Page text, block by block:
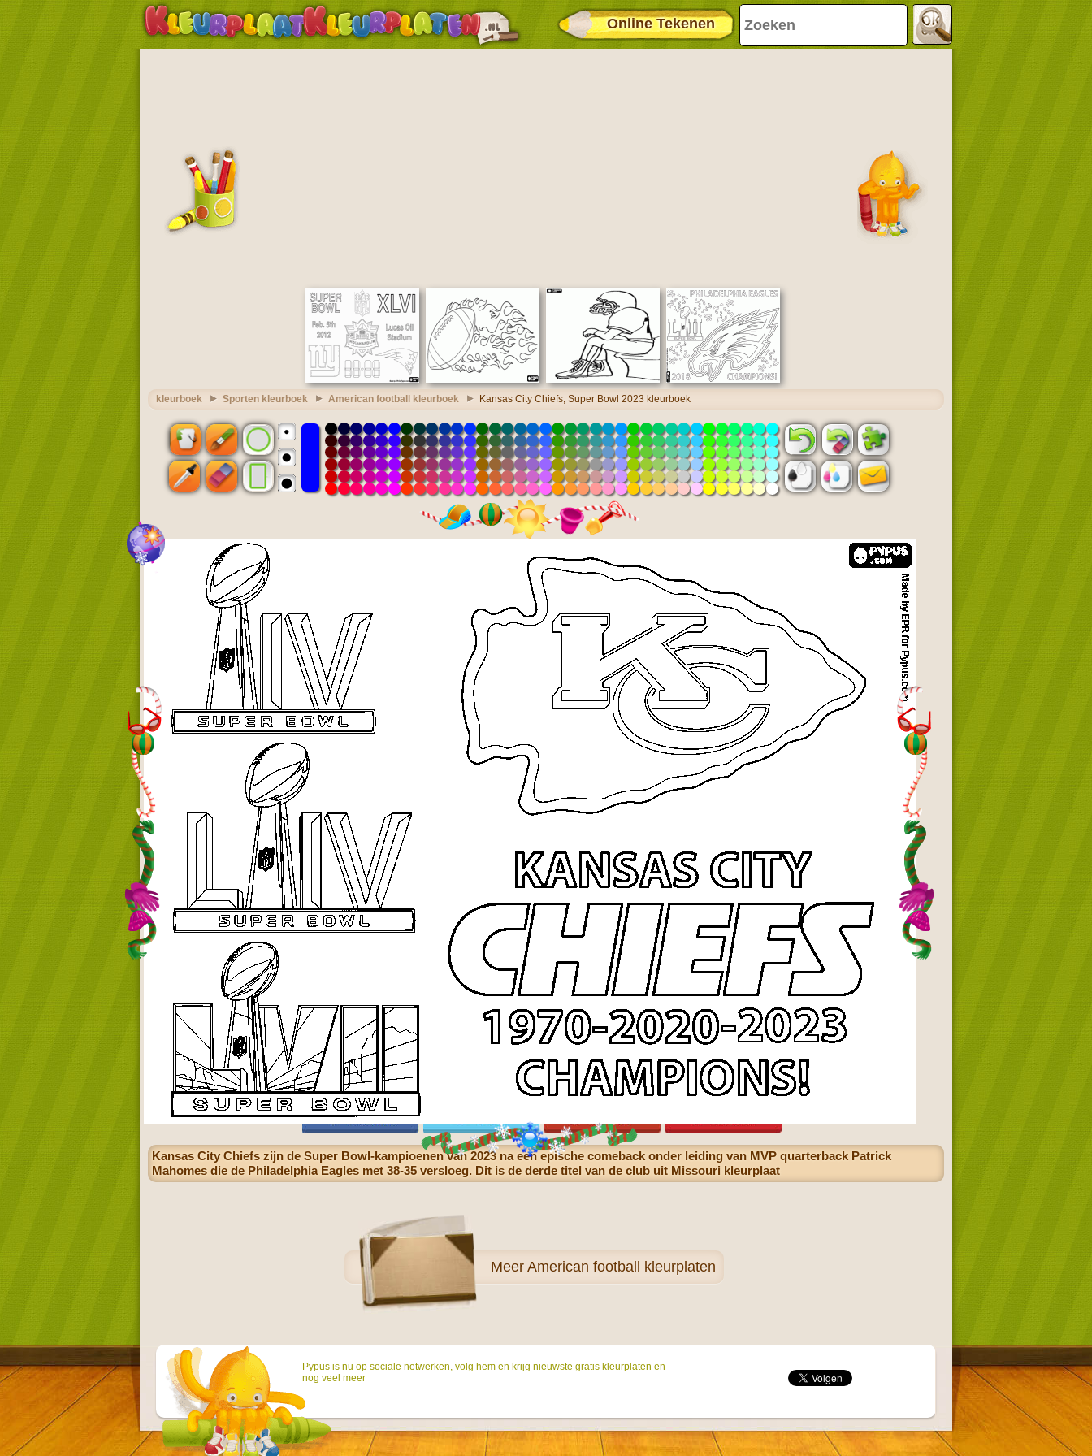
Online Tekenen
kleurboek Sporten kleurboek American football kleurboek Kansas City Chiefs, Super Bowl 2023 kleurboek
Kansas City Chiefs zijn de Super Bowl-kampioenen van 2023 na een epische comeback onder leiding van MVP quarterback Patrick
Mahomes die de Philadelphia Eagles met 38-35 versloeg. Dit is de derde titel van de club uit Missouri kleurplaat
Meer American football kleurplaten
Pypus is nu op sociale netwerken, volg hem en krijg nieuwste gratis kleurplaten en
nog veel meer